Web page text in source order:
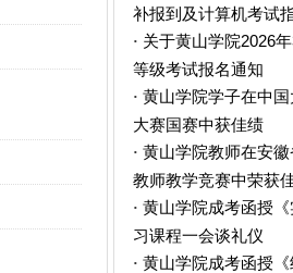
补报到及计算机考试
· 关于黄山学院2026
等级考试报名通知
· 黄山学院学子在中
大赛国赛中获佳绩
· 黄山学院教师在安
教师教学竞赛中荣获
· 黄山学院成考函授
习课程一会谈礼仪
· 黄山学院成考函授